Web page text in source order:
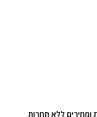
ומחירים ללא תחרות